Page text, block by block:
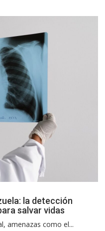
la detección
salvar vidas
amenazas como el...